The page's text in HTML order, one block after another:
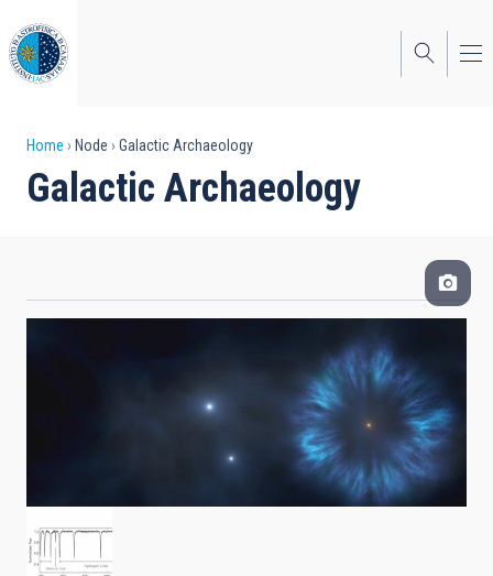
to
main
content
Breadcrumb
Home Node Galactic Archaeology
Galactic Archaeology